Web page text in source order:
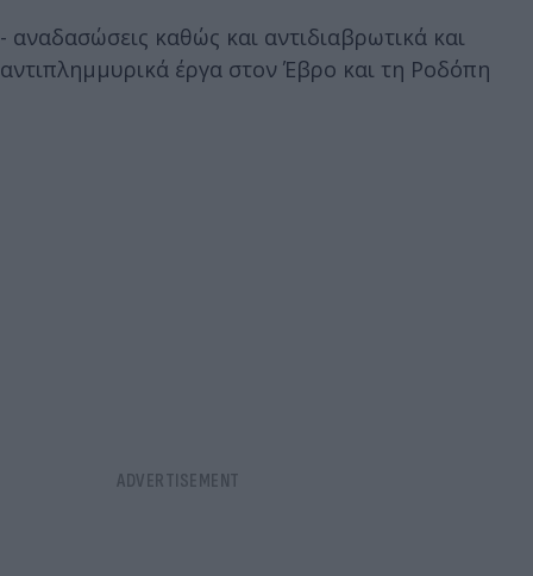
- αναδασώσεις καθώς και αντιδιαβρωτικά και
αντιπλημμυρικά έργα στον Έβρο και τη Ροδόπη